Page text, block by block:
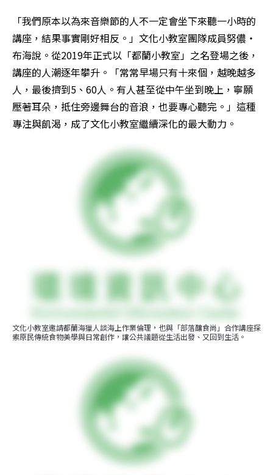
「我們原本以為來音樂節的人不一定會坐下來聽一小時的
講座，結果事實剛好相反。」文化小教室團隊成員努儂・
布海說。從2019年正式以「都蘭小教室」之名登場之後，
講座的人潮逐年攀升。「常常早場只有十來個，越晚越多
人，最後擠到5、60人。有人甚至從中午坐到晚上，寧願
壓著耳朵，抵住旁邊舞台的音浪，也要專心聽完。」這種
專注與飢渴，成了文化小教室繼續深化的最大動力。
文化小教室邀請都蘭海獵人談海上作業倫理，也與「部落釀食尚」合作講座探
索原民傳統食物美學與日常創作，讓公共議題從生活出發、又回到生活。